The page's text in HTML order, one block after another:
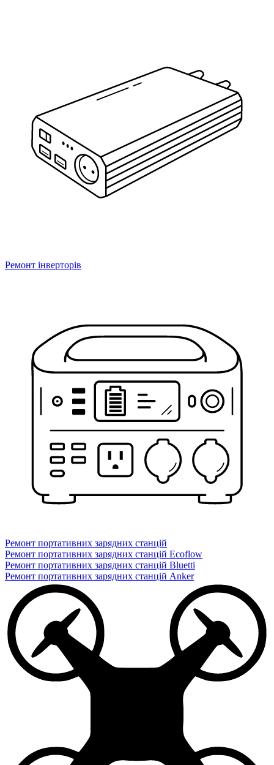
Ремонт інверторів
Ремонт портативних зарядних станцій
Ремонт портативних зарядних станцій Ecoflow
Ремонт портативних зарядних станцій Bluetti
Ремонт портативних зарядних станцій Anker